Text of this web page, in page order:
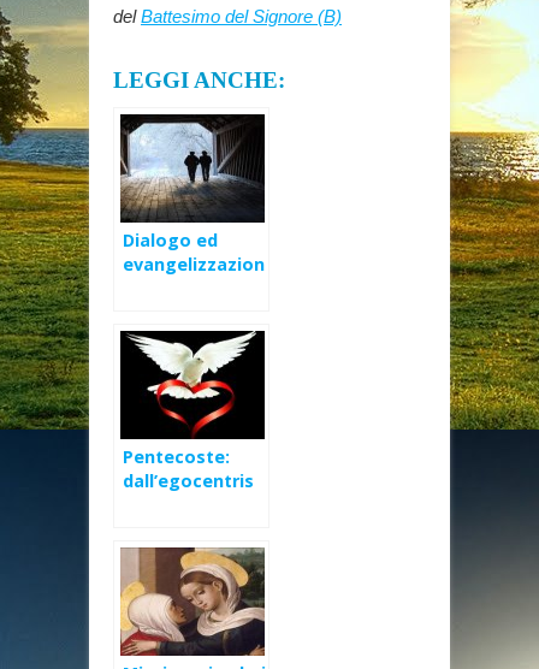
delBattesimo del Signore (B)
LEGGI ANCHE:
Dialogo ed
evangelizzazion
Pentecoste:
dall’egocentris